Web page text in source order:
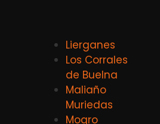
Lierganes
Los Corrales
de Buelna
Maliaño
Muriedas
Mogro